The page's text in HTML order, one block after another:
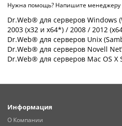
Нужна помощь? Напишите менеджеру
Dr.Web® для серверов Windows
2003 (х32 и х64*) / 2008 / 2012
Dr.Web® для серверов Unix
Dr.Web® для серверов Novell
Dr.Web® для серверов Mac OS X
Информация
О Компании